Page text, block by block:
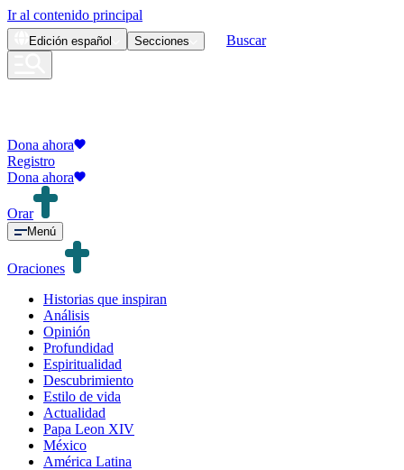
Ir al contenido principal
Edición español Secciones Buscar
Dona ahora
Registro
Dona ahora
Orar
Menú
Oraciones
Historias que inspiran
Análisis
Opinión
Profundidad
Espiritualidad
Descubrimiento
Estilo de vida
Actualidad
Papa Leon XIV
México
América Latina